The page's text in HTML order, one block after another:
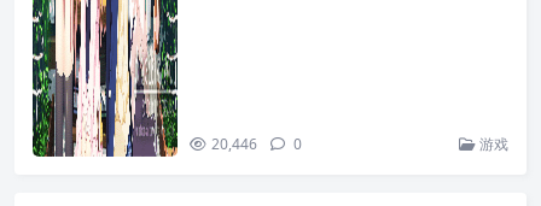
20,446 0 游戏